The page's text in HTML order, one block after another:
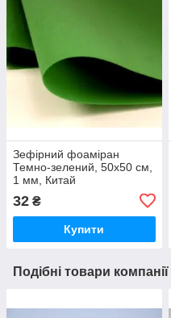
Зефірний фоаміран
Темно-зелений, 50x50 см,
1 мм, Китай
32 ₴
Купити
Подібні товари компанії